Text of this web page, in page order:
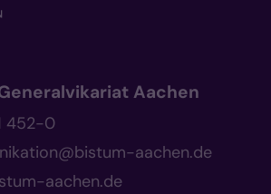
Aachen
452-0
aachen.de
aachen.de